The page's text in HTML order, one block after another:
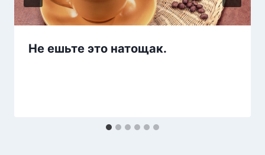
Не ешьте это натощак.